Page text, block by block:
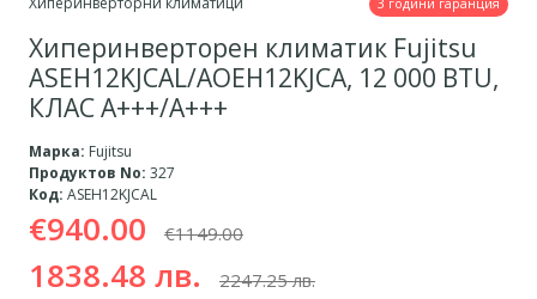
Хиперинверторен климатик Fujitsu
ASEH12KJCAL/AOEH12KJCA, 12 000 BTU,
КЛАС A+++/A+++
Марка: Fujitsu
Продуктов No: 327
Код: ASEH12KJCAL
€940.00 €1149.00
1838.48 лв. 2247.25 лв.